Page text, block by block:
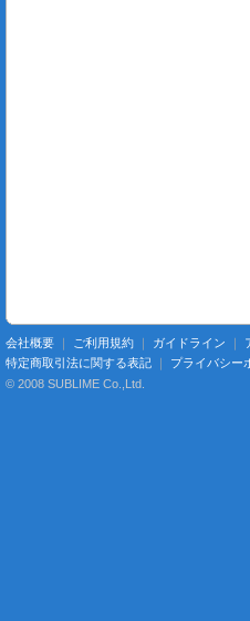
会社概要 ｜ ご利用規約 ｜ ガイドライン ｜
特定商取引法に関する表記 ｜ プライバシー
© 2008 SUBLIME Co.,Ltd.